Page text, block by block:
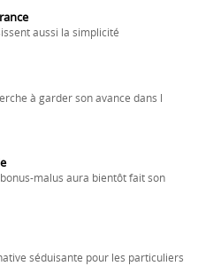
aussi la simplicité
à garder son avance dans l
malus aura bientôt fait son
séduisante pour les particuliers